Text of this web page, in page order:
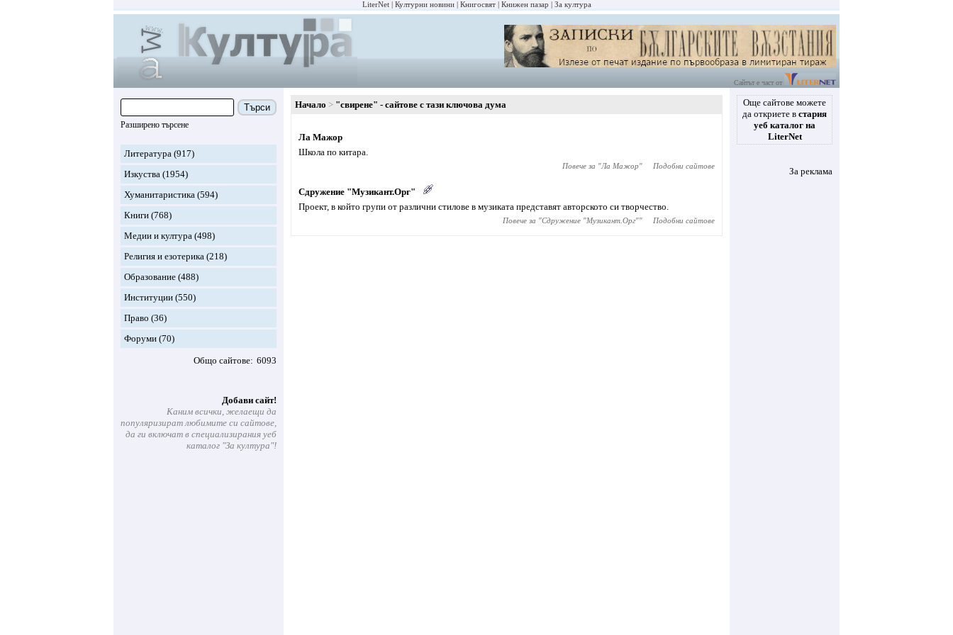
LiterNet Културни новини Книгосвят Книжен пазар За култура
Сайтът е част от
Търси
Разширено търсене
Литература (917)
Изкуства (1954)
Хуманитаристика (594)
Книги (768)
Медии и култура (498)
Религия и езотерика (218)
Образование (488)
Институции (550)
Право (36)
Форуми (70)
Общо сайтове 6093
Добави сайт!
Каним всички, желаещи да
популяризират любимите си сайтове,
да ги включат в специализирания уеб
каталог "За култура"!
Начало "свирене" - сайтове с тази ключова дума
Ла Мажор
Школа по китара.
Повече за "Ла Мажор" Подобни сайтове
Сдружение "Музикант.Орг"
Проект, в който групи от различни стилове в музиката представят авторското си творчество.
Повече за "Сдружение "Музикант.Орг"" Подобни сайтове
Още сайтове можете
да откриете в стария
уеб каталог на
LiterNet
За реклама